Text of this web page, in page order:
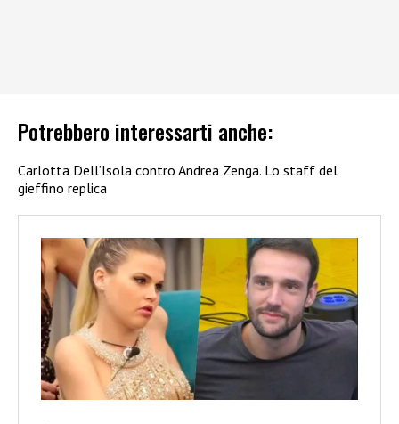
Potrebbero interessarti anche:
Carlotta Dell’Isola contro Andrea Zenga. Lo staff del
gieffino replica